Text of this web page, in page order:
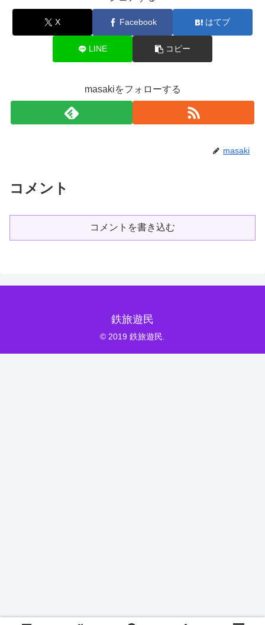
X Facebook はてブ
LINE コピー
masakiをフォローする
masaki
コメント
コメントを書き込む
鉄旅遊民
© 2019 鉄旅遊民.